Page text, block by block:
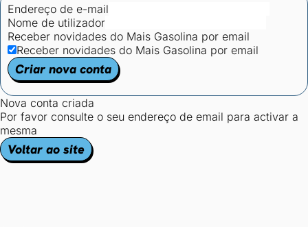
Endereço de e-mail
Nome de utilizador
Receber novidades do Mais Gasolina por email
Receber novidades do Mais Gasolina por email
Criar nova conta
Nova conta criada
Por favor consulte o seu endereço de email para activar a
mesma
Voltar ao site